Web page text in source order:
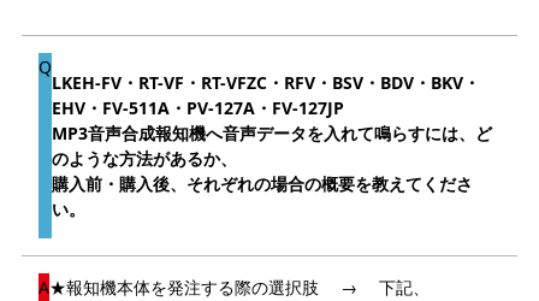
LKEH-FV・RT-VF・RT-VFZC・RFV・BSV・BDV・BKV・
EHV・FV-511A・PV-127A・FV-127JP
MP3音声合成報知機へ音声データを入れて鳴らすには、ど
のような方法があるか、
購入前・購入後、それぞれの場合の概要を教えてくださ
い。
★報知機本体を発注する際の選択肢 → 下記、